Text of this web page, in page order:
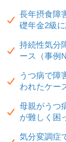
長年摂食障
礎年金2級
持続性気分
ース（事例
うつ病で障
われたケー
母親がうつ
が難しく困
気分変調症